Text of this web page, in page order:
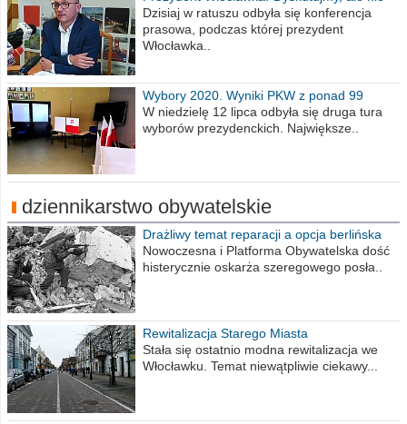
obrażajmy się”
Dzisiaj w ratuszu odbyła się konferencja
prasowa, podczas której prezydent
Włocławka..
Wybory 2020. Wyniki PKW z ponad 99
procent obwodów
W niedzielę 12 lipca odbyła się druga tura
wyborów prezydenckich. Największe..
dziennikarstwo obywatelskie
Drażliwy temat reparacji a opcja berlińska
Nowoczesna i Platforma Obywatelska dość
histerycznie oskarża szeregowego posła..
Rewitalizacja Starego Miasta
Stała się ostatnio modna rewitalizacja we
Włocławku. Temat niewątpliwie ciekawy...